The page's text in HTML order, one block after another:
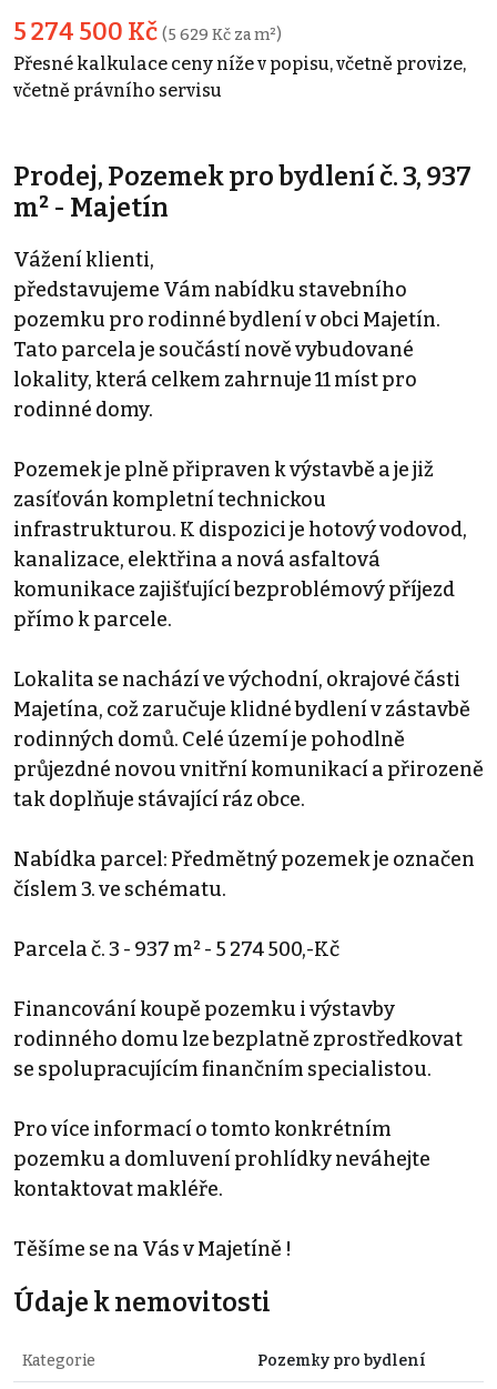
5 274 500 Kč (5 629 Kč za m²)
Přesné kalkulace ceny níže v popisu, včetně provize,
včetně právního servisu
Prodej, Pozemek pro bydlení č. 3, 937
m² - Majetín
Vážení klienti,
představujeme Vám nabídku stavebního
pozemku pro rodinné bydlení v obci Majetín.
Tato parcela je součástí nově vybudované
lokality, která celkem zahrnuje 11 míst pro
rodinné domy.
Pozemek je plně připraven k výstavbě a je již
zasíťován kompletní technickou
infrastrukturou. K dispozici je hotový vodovod,
kanalizace, elektřina a nová asfaltová
komunikace zajišťující bezproblémový příjezd
přímo k parcele.
Lokalita se nachází ve východní, okrajové části
Majetína, což zaručuje klidné bydlení v zástavbě
rodinných domů. Celé území je pohodlně
průjezdné novou vnitřní komunikací a přirozeně
tak doplňuje stávající ráz obce.
Nabídka parcel: Předmětný pozemek je označen
číslem 3. ve schématu.
Parcela č. 3 - 937 m² - 5 274 500,-Kč
Financování koupě pozemku i výstavby
rodinného domu lze bezplatně zprostředkovat
se spolupracujícím finančním specialistou.
Pro více informací o tomto konkrétním
pozemku a domluvení prohlídky neváhejte
kontaktovat makléře.
Těšíme se na Vás v Majetíně !
Údaje k nemovitosti
Kategorie Pozemky pro bydlení